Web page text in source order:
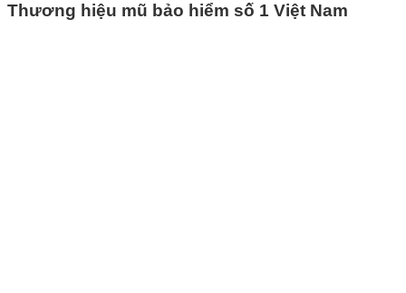
Thương hiệu mũ bảo hiểm số 1 Việt Nam